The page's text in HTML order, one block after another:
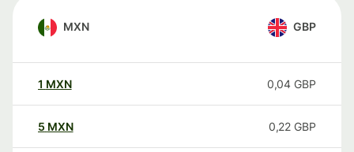
MXN GBP
1 MXN 0,04 GBP
5 MXN 0,22 GBP